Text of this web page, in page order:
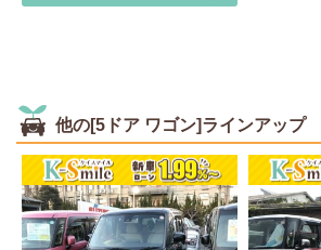
他の[5ドア ワゴン]ラインアップ